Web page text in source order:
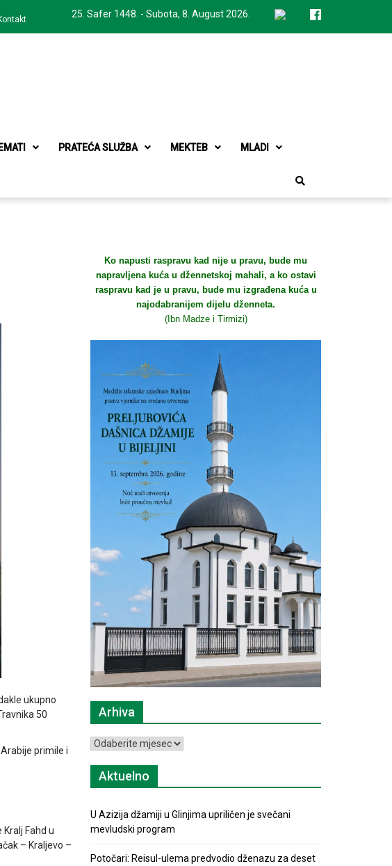
25. Safer 1448. - Subota, 8. August 2026.
PRATEĆA SLUŽBA MEKTEB MLADI
ukupno
50
primile i
Fahd u
– Kraljevo –
Ko napusti raspravu kad nije u pravu, bude mu
napravljena kuća u džennetskoj mahali, a ko ostavi
raspravu kad je u pravu, bude mu izgrađena kuća u
najodabranijem dijelu dženneta.
(Ibn Madze i Tirmizi)
Arhiva
Arhiva
Aktuelno
U Azizija džamiji u Glinjima upriličen je svečani
mevludski program
Potočari: Reisul-ulema predvodio dženazu za deset